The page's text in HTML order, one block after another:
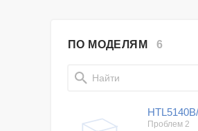
ПО МОДЕЛЯМ6
Проблем 2